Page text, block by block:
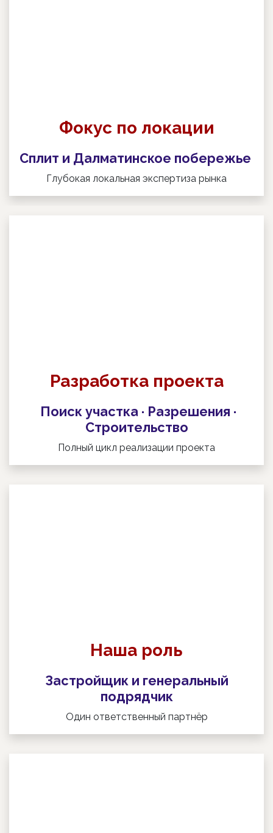
Фокус по локации
Сплит и Далматинское побережье
Глубокая локальная экспертиза рынка
Разработка проекта
Поиск участка · Разрешения ·
Строительство
Полный цикл реализации проекта
Наша роль
Застройщик и генеральный
подрядчик
Один ответственный партнёр